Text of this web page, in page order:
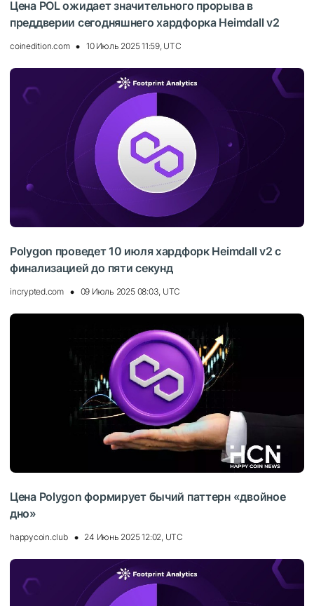
Цена POL ожидает значительного прорыва в
преддверии сегодняшнего хардфорка Heimdall v2
coinedition.com 10 Июль 2025 11:59, UTC
Polygon проведет 10 июля хардфорк Heimdall v2 с
финализацией до пяти секунд
incrypted.com 09 Июль 2025 08:03, UTC
Цена Polygon формирует бычий паттерн «двойное
дно»
happycoin.club 24 Июнь 2025 12:02, UTC